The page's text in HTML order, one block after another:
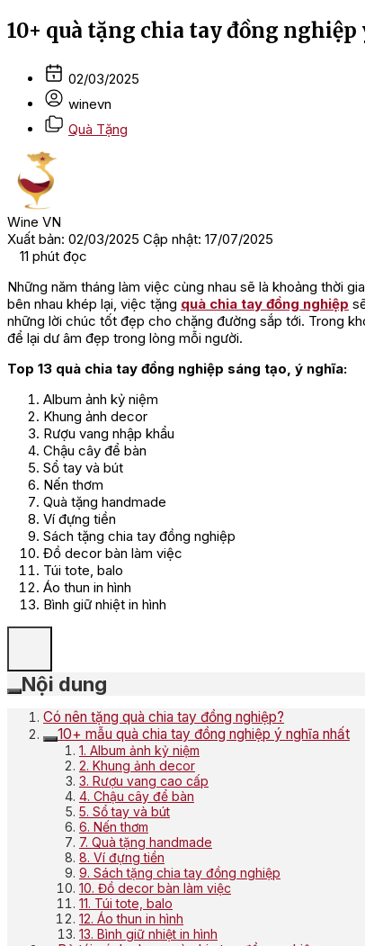
10+ quà tặng chia tay đồng nghiệp
02/03/2025
winevn
Quà Tặng
Wine VN
Xuất bản: 02/03/2025 Cập nhật: 17/07/2025
11 phút đọc
Những năm tháng làm việc cùng nhau sẽ là khoảng thời
bên nhau khép lại, việc tặng quà chia tay đồng nghiệp
những lời chúc tốt đẹp cho chặng đường sắp tới. Trong
để lại dư âm đẹp trong lòng mỗi người.
Top 13 quà chia tay đồng nghiệp sáng tạo, ý nghĩa:
Album ảnh kỷ niệm
Khung ảnh decor
Rượu vang nhập khẩu
Chậu cây để bàn
Sổ tay và bút
Nến thơm
Quà tặng handmade
Ví đựng tiền
Sách tặng chia tay đồng nghiệp
Đồ decor bàn làm việc
Túi tote, balo
Áo thun in hình
Bình giữ nhiệt in hình
Nội dung
Có nên tặng quà chia tay đồng nghiệp?
10+ mẫu quà chia tay đồng nghiệp ý nghĩa nhất
1. Album ảnh kỷ niệm
2. Khung ảnh decor
3. Rượu vang cao cấp
4. Chậu cây để bàn
5. Sổ tay và bút
6. Nến thơm
7. Quà tặng handmade
8. Ví đựng tiền
9. Sách tặng chia tay đồng nghiệp
10. Đồ decor bàn làm việc
11. Túi tote, balo
12. Áo thun in hình
13. Bình giữ nhiệt in hình